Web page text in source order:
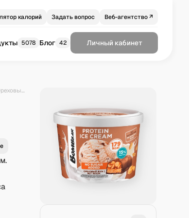
калорий Задать вопрос Веб-агентство ↗
5078 Блог 42 Личный кабинет
Мороженое протеиновое Bombbar «Ореховый бум»